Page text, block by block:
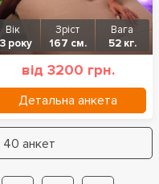
Вік
року
Зріст
167 см.
Вага
52 кг.
від 3200 грн.
Детальна анкета
анкет